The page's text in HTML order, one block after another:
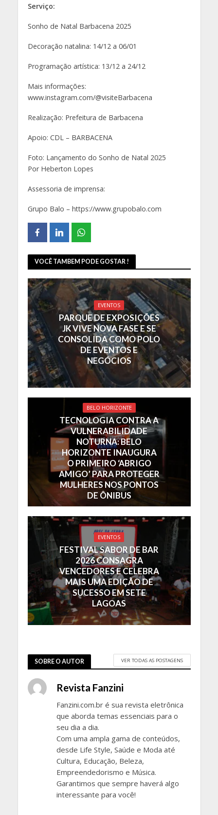
Serviço:
Sonho de Natal Barbacena 2025
Decoração natalina: 14/12 a 06/01
Programação artística: 13/12 a 24/12
Mais informações:
www.instagram.com/@visiteBarbacena
Realização: Prefeitura de Barbacena
Apoio: CDL – BARBACENA
Foto: Lançamento do Sonho de Natal 2025
Por Heberton Lopes
Assessoria de imprensa:
Grupo Balo – https://www.grupobalo.com
VOCÊ TAMBEM PODE GOSTAR !
EVENTOS
PARQUE DE EXPOSIÇÕES
JK VIVE NOVA FASE E SE
CONSOLIDA COMO POLO
DE EVENTOS E
NEGÓCIOS
BELO HORIZONTE
TECNOLOGIA CONTRA A
VULNERABILIDADE
NOTURNA: BELO
HORIZONTE INAUGURA
O PRIMEIRO ‘ABRIGO
AMIGO’ PARA PROTEGER
MULHERES NOS PONTOS
DE ÔNIBUS
EVENTOS
FESTIVAL SABOR DE BAR
2026 CONSAGRA
VENCEDORES E CELEBRA
MAIS UMA EDIÇÃO DE
SUCESSO EM SETE
LAGOAS
SOBRE O AUTOR VER TODAS AS POSTAGENS
Revista Fanzini
Fanzini.com.br é sua revista eletrônica
que aborda temas essenciais para o
seu dia a dia.
Com uma ampla gama de conteúdos,
desde Life Style, Saúde e Moda até
Cultura, Educação, Beleza,
Empreendedorismo e Música.
Garantimos que sempre haverá algo
interessante para você!